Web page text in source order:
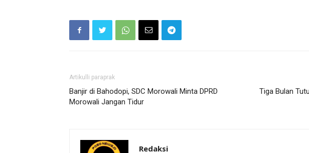
Artikulli paraprak
Banjir di Bahodopi, SDC Morowali Minta DPRD
Morowali Jangan Tidur
Tiga Bulan
Redaksi